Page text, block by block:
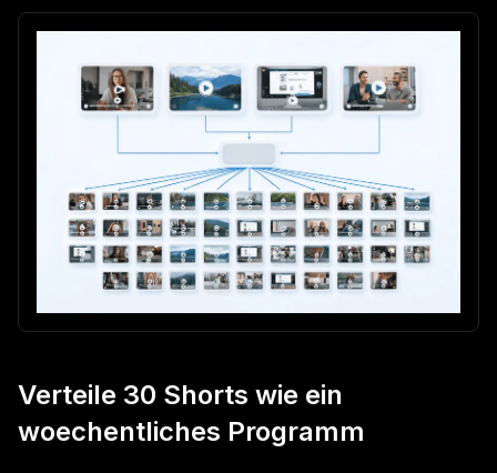
Verteile 30 Shorts wie ein
woechentliches Programm